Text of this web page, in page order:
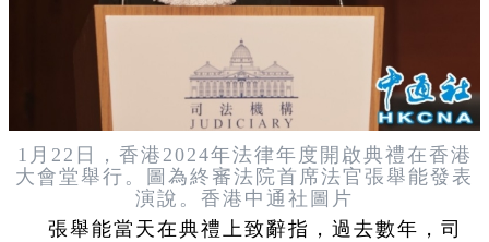
1月22日，香港2024年法律年度開啟典禮在香港
大會堂舉行。圖為終審法院首席法官張舉能發表
演說。香港中通社圖片
張舉能當天在典禮上致辭指，過去數年，司